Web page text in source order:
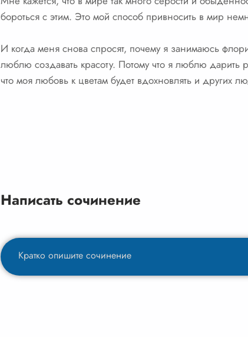
бороться с этим. Это мой способ привносить в мир
И когда меня снова спросят, почему я занимаюсь
люблю создавать красоту. Потому что я люблю
что моя любовь к цветам будет вдохновлять и других
Написать сочинение